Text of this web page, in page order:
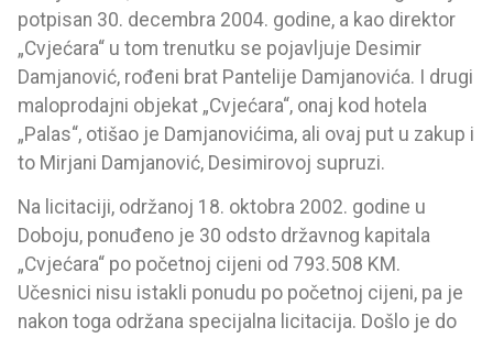
potpisan 30. decembra 2004. godine, a kao direktor
„Cvjećara“ u tom trenutku se pojavljuje Desimir
Damjanović, rođeni brat Pantelije Damjanovića. I drugi
maloprodajni objekat „Cvjećara“, onaj kod hotela
„Palas“, otišao je Damjanovićima, ali ovaj put u zakup i
to Mirjani Damjanović, Desimirovoj supruzi.
Na licitaciji, održanoj 18. oktobra 2002. godine u
Doboju, ponuđeno je 30 odsto državnog kapitala
„Cvjećara“ po početnoj cijeni od 793.508 KM.
Učesnici nisu istakli ponudu po početnoj cijeni, pa je
nakon toga održana specijalna licitacija. Došlo je do